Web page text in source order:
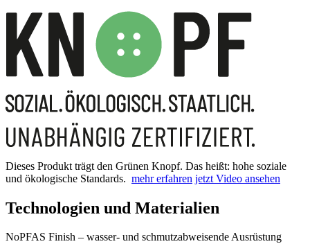
Dieses Produkt trägt den Grünen Knopf. Das heißt: hohe soziale
und ökologische Standards. mehr erfahren jetzt Video ansehen
Technologien und Materialien
NoPFAS Finish – wasser- und schmutzabweisende Ausrüstung